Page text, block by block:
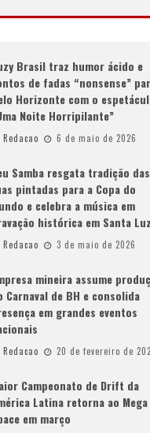
Brasil traz humor ácido e
de fadas “nonsense”
Horizonte com o
Noite Horripilante”
Redacao 6 de maio de 2026
Samba resgata tradição das
pintadas para a Copa do
e celebra a música em
histórica em Santa
Redacao 3 de maio de 2026
mineira assume
Carnaval de BH e consolida
em grandes eventos
Redacao 20 de fevereiro de
Campeonato de Drift da
Latina retorna ao Mega
em março